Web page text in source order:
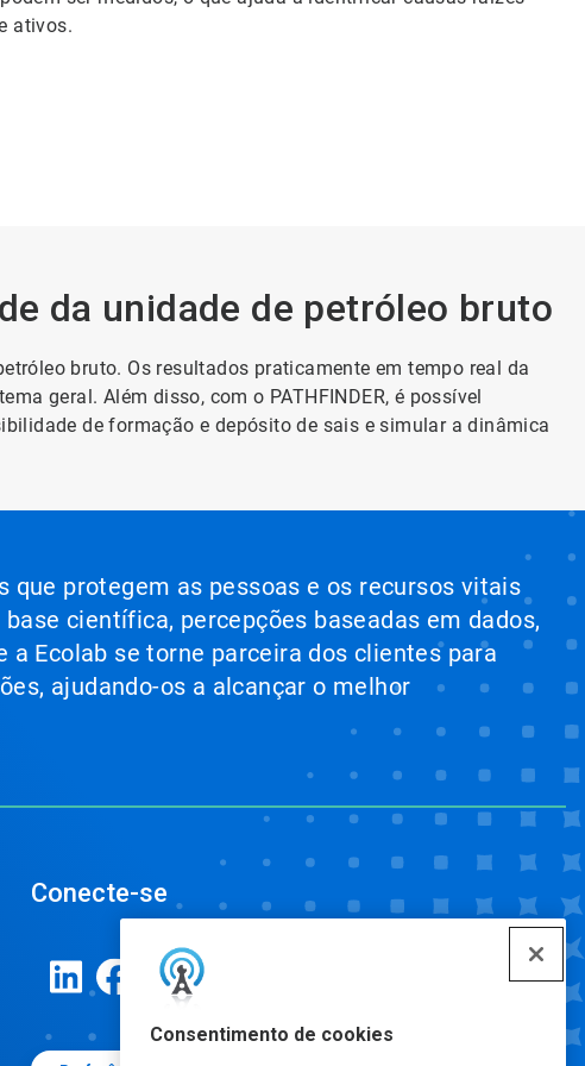
Consentimento de cookies
ativos.
da unidade de petróleo bruto
bruto. Os resultados praticamente em tempo real da
geral. Além disso, com o PATHFINDER, é possível
de formação e depósito de sais e simular a dinâmica
que protegem as pessoas e os recursos vitais
científica, percepções baseadas em dados,
Ecolab se torne parceira dos clientes para
ajudando-os a alcançar o melhor
Conecte-se